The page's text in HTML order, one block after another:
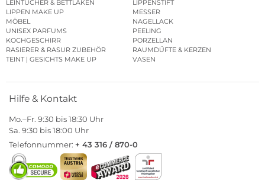
LEINTÜCHER & BETTLAKEN
LIPPENSTIFT
LIPPEN MAKE UP
MESSER
MÖBEL
NAGELLACK
UNISEX PARFUMS
PEELING
KOCHGESCHIRR
PORZELLAN
RASIERER & RASUR ZUBEHÖR
RAUMDÜFTE & KERZEN
TEINT | GESICHTS MAKE UP
VASEN
Hilfe & Kontakt
Mo.–Fr. 9:30 bis 18:30 Uhr
Sa. 9:30 bis 18:00 Uhr
Telefonnummer: + 43 316 / 870-0